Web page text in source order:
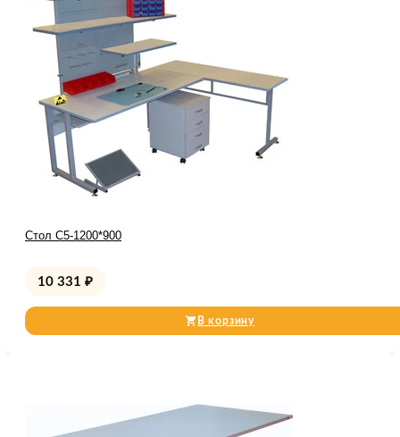
Стол С5-1200*900
10 331 ₽
В корзину